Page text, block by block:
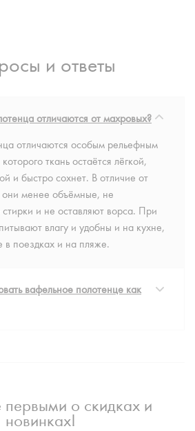
и ответы
отличаются от махровых?
отличаются особым рельефным
ткань остаётся лёгкой,
и быстро сохнет. В отличие от
они менее объёмные, не
и не оставляют ворса. При
влагу и удобны и на кухне,
в поездках и на пляже.
вафельное полотенце как
первыми о скидках и
новинках!